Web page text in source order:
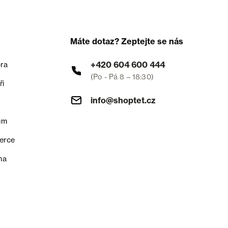
Máte dotaz? Zeptejte se nás
+420 604 600 444
(Po - Pá 8 – 18:30)
info@shoptet.cz